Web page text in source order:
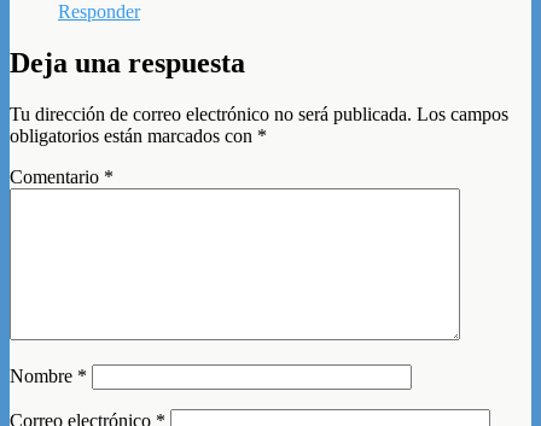
Responder
Deja una respuesta
Tu dirección de correo electrónico no será publicada. Los campos
obligatorios están marcados con *
Comentario *
Nombre *
Correo electrónico *